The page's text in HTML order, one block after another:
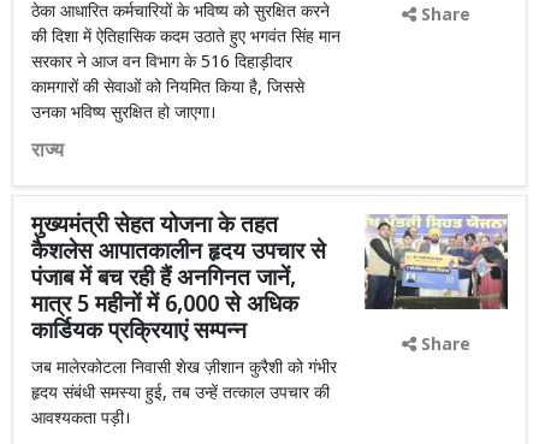
ठेका आधारित कर्मचारियों के भविष्य को सुरक्षित करने
की दिशा में ऐतिहासिक कदम उठाते हुए भगवंत सिंह मान
सरकार ने आज वन विभाग के 516 दिहाड़ीदार
कामगारों की सेवाओं को नियमित किया है, जिससे
उनका भविष्य सुरक्षित हो जाएगा।
राज्य
Share
मुख्यमंत्री सेहत योजना के तहत
कैशलेस आपातकालीन हृदय उपचार से
पंजाब में बच रही हैं अनगिनत जानें,
मात्र 5 महीनों में 6,000 से अधिक
कार्डियक प्रक्रियाएं सम्पन्न
जब मालेरकोटला निवासी शेख ज़ीशान कुरैशी को गंभीर
हृदय संबंधी समस्या हुई, तब उन्हें तत्काल उपचार की
आवश्यकता पड़ी।
Share